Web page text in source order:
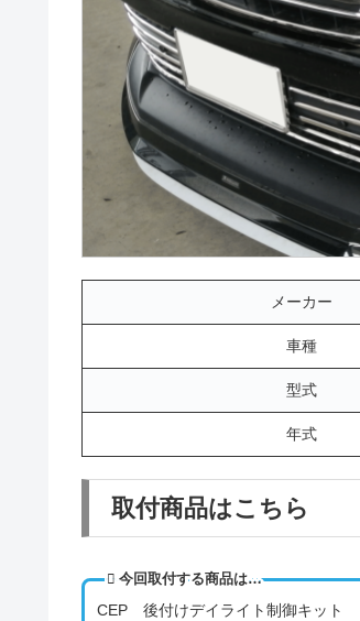
メーカー
車種
型式
年式
取付商品はこちら
今回取付する商品は…
CEP 後付けデイライト制御キッ